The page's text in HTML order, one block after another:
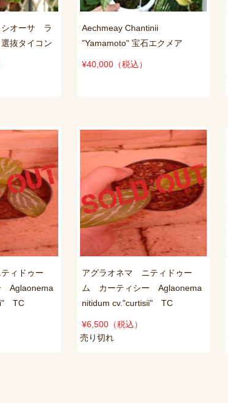
オーサ ラ
抜タイコン
Aechmeay Chantinii
"Yamamoto" 宝石エクメア
¥40,000 （税込）
ィドゥー
Aglaonema
TC
アグラオネマ ニティドゥー
ム カーティシー Aglaonema
nitidum cv."curtisii" TC
¥6,500 （税込）
売り切れ